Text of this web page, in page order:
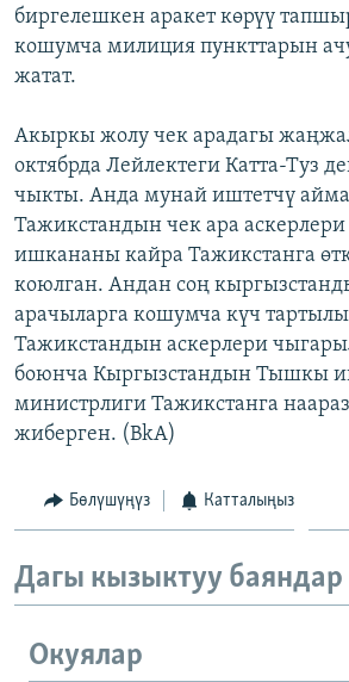
ЭЕ/АРнун бардык сайттары
биргелешкен аракет көрүү
кошумча милиция пункттарын
жатат.
Акыркы жолу чек арадагы
октябрда Лейлектеги Катта-Туз
чыкты. Анда мунай иштетчү
Тажикстандын чек ара
ишкананы кайра Тажикстанга
коюлган. Андан соң
арачыларга кошумча күч
Тажикстандын аскерлери
боюнча Кыргызстандын Тышкы
министрлиги Тажикстанга
жиберген. (BkA)
Бөлүшүңүз Катталыңыз
Дагы кызыктуу баяндар
Окуялар